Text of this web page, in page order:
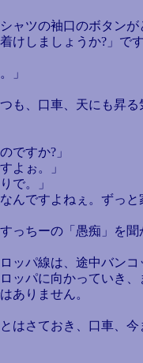
ャツの袖口のボタンが
けしましょうか?」です
」
も、口車、天にも昇る
ですか?」
よぉ。」
で。」
んですよねぇ。ずっと
っちーの「愚痴」を聞
ッパ線は、途中バンコ
ッパに向かっていき
ありません。
はさておき、口車、今